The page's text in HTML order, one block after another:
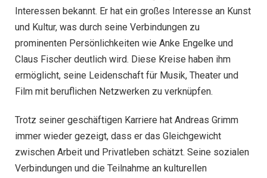
Interessen bekannt. Er hat ein großes Interesse an Kunst
und Kultur, was durch seine Verbindungen zu
prominenten Persönlichkeiten wie Anke Engelke und
Claus Fischer deutlich wird. Diese Kreise haben ihm
ermöglicht, seine Leidenschaft für Musik, Theater und
Film mit beruflichen Netzwerken zu verknüpfen.
Trotz seiner geschäftigen Karriere hat Andreas Grimm
immer wieder gezeigt, dass er das Gleichgewicht
zwischen Arbeit und Privatleben schätzt. Seine sozialen
Verbindungen und die Teilnahme an kulturellen